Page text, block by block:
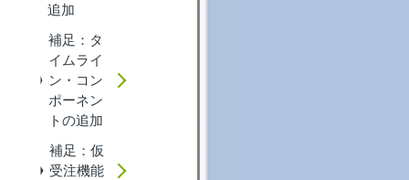
追加
補足：タ
イムライ
ン・コン
ポーネン
トの追加
補足：仮
受注機能